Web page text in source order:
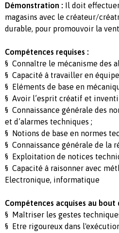
Démonstration : Il doit
magasins avec le créateur/
durable, pour promouvoir la
Compétences requises :
§ Connaître le mécanisme des
§ Capacité à travailler en
§ Eléments de base en
§ Avoir l’esprit créatif et
§ Connaissance générale des
et d’alarmes techniques ;
§ Notions de base en normes
§ Connaissance générale de la
§ Exploitation de notices
§ Capacité à raisonner avec
Electronique, informatique
Compétences acquises au
§ Maîtriser les gestes
§ Etre rigoureux dans